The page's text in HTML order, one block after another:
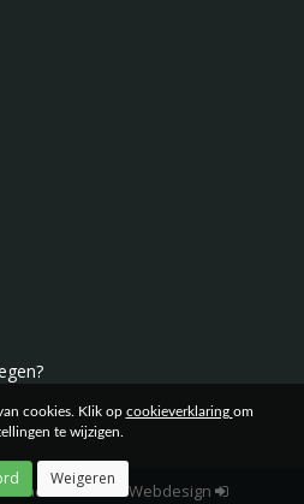
cookies. Klik op cookieverklaring om
te wijzigen.
Reclame & Webdesign